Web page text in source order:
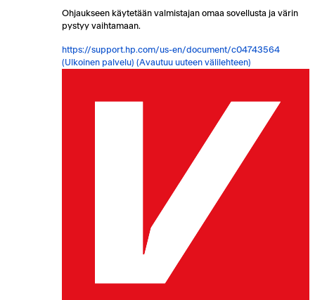
Ohjaukseen käytetään valmistajan omaa sovellusta ja värin
pystyy vaihtamaan.
https://support.hp.com/us-en/document/c04743564
(Ulkoinen palvelu) (Avautuu uuteen välilehteen)